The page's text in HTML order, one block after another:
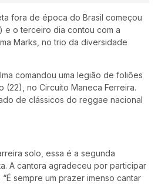
fora de época do Brasil começou
e o terceiro dia contou com a
Marks, no trio da diversidade
comandou uma legião de foliões
(22), no Circuito Maneca Ferreira.
de clássicos do reggae nacional
solo, essa é a segunda
A cantora agradeceu por participar
sempre um prazer imenso cantar